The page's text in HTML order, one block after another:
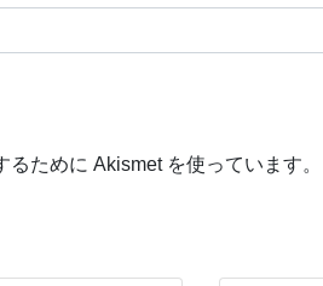
ために Akismet を使っています。